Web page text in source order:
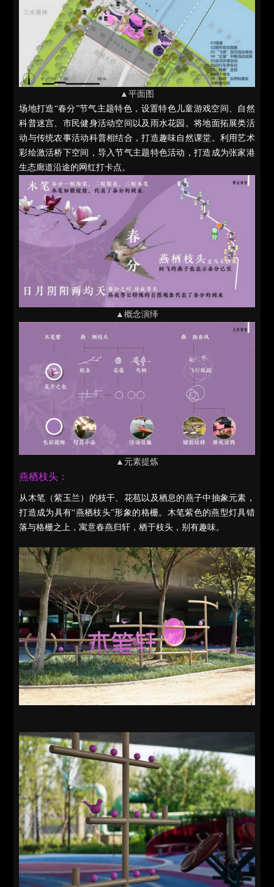
▲平面图
场地打造“春分”节气主题特色，设置特色儿童游戏空间、自然
科普迷宫、市民健身活动空间以及雨水花园。将地面拓展类活
动与传统农事活动科普相结合，打造趣味自然课堂。利用艺术
彩绘激活桥下空间，导入节气主题特色活动，打造成为张家港
生态廊道沿途的网红打卡点。
▲概念演绎
▲元素提炼
燕栖枝头：
从木笔（紫玉兰）的枝干、花苞以及栖息的燕子中抽象元素，
打造成为具有“燕栖枝头”形象的格栅。木笔紫色的燕型灯具错
落与格栅之上，寓意春燕归轩，栖于枝头，别有趣味。